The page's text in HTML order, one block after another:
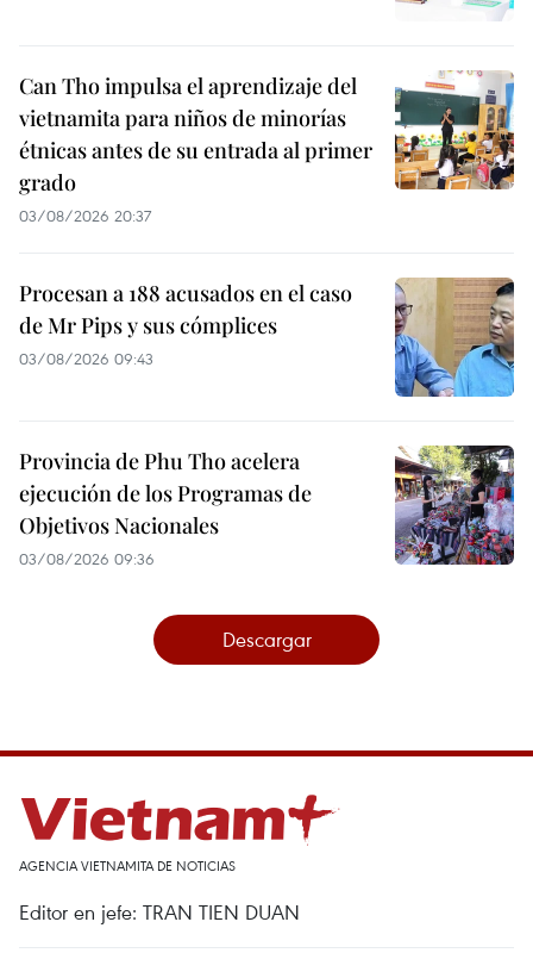
Can Tho impulsa el aprendizaje del
vietnamita para niños de minorías
étnicas antes de su entrada al primer
grado
03/08/2026 20:37
Procesan a 188 acusados en el caso
de Mr Pips y sus cómplices
03/08/2026 09:43
Provincia de Phu Tho acelera
ejecución de los Programas de
Objetivos Nacionales
03/08/2026 09:36
Descargar
AGENCIA VIETNAMITA DE NOTICIAS
Editor en jefe: TRAN TIEN DUAN